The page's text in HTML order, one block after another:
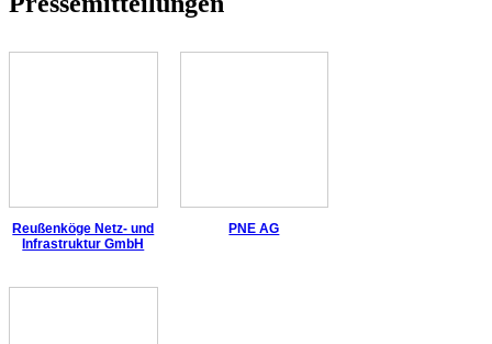
Reußenköge Netz- und
Infrastruktur GmbH
PNE AG